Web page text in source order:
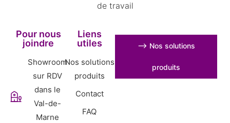
de travail
Pour nous
joindre
Showroom
sur RDV
dans le
Val-de-
Marne
Liens
utiles
Nos solutions
produits
Contact
FAQ
⟶ Nos solutions
produits